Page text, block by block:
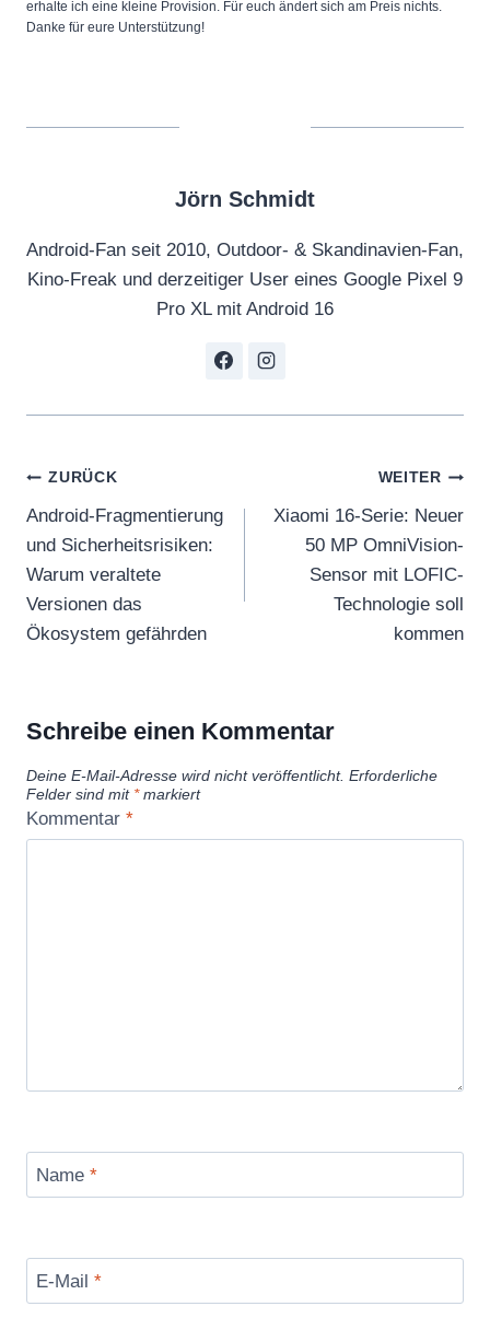
erhalte ich eine kleine Provision. Für euch ändert sich am Preis nichts.
Danke für eure Unterstützung!
Jörn Schmidt
Android-Fan seit 2010, Outdoor- & Skandinavien-Fan,
Kino-Freak und derzeitiger User eines Google Pixel 9
Pro XL mit Android 16
Beitragsnavigation
ZURÜCK
Android-Fragmentierung
und Sicherheitsrisiken:
Warum veraltete
Versionen das
Ökosystem gefährden
WEITER
Xiaomi 16-Serie: Neuer
50 MP OmniVision-
Sensor mit LOFIC-
Technologie soll
kommen
Schreibe einen Kommentar
Deine E-Mail-Adresse wird nicht veröffentlicht. Erforderliche
Felder sind mit *markiert
Kommentar *
Name *
E-Mail *